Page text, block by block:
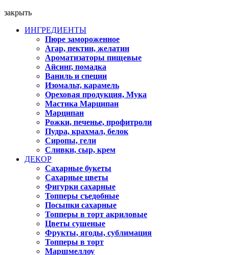
закрыть
ИНГРЕДИЕНТЫ
Пюре замороженное
Агар, пектин, желатин
Ароматизаторы пищевые
Айсинг, помадка
Ваниль и специи
Изомальт, карамель
Ореховая продукция, Мука
Мастика Марципан
Марципан
Рожки, печенье, профитроли
Пудра, крахмал, белок
Сиропы, гели
Сливки, сыр, крем
ДЕКОР
Сахарные букеты
Сахарные цветы
Фигурки сахарные
Топперы съедобные
Посыпки сахарные
Топперы в торт акриловые
Цветы сушеные
Фрукты, ягоды, сублимация
Топперы в торт
Маршмеллоу